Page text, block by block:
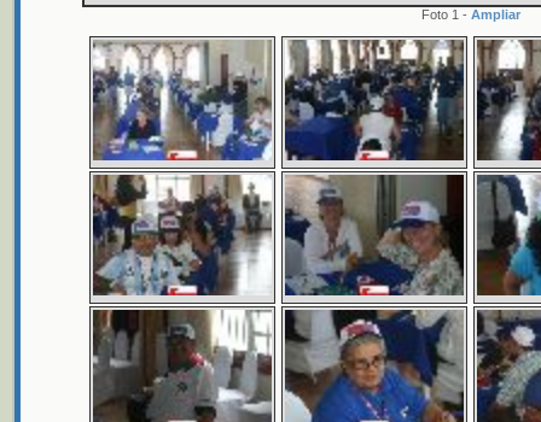
Foto 1 - Ampliar